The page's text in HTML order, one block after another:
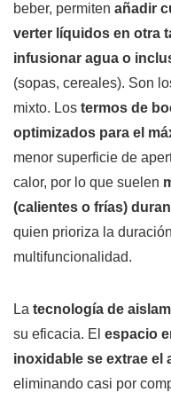
beber, permiten añadir
verter líquidos en otra
infusionar agua o
(sopas, cereales). Son
mixto. Los termos de
optimizados para el
menor superficie de
calor, por lo que suelen
(calientes o frías)
quien prioriza la
multifuncionalidad.
La tecnología de
su eficacia. El espacio
inoxidable se extrae el
eliminando casi por